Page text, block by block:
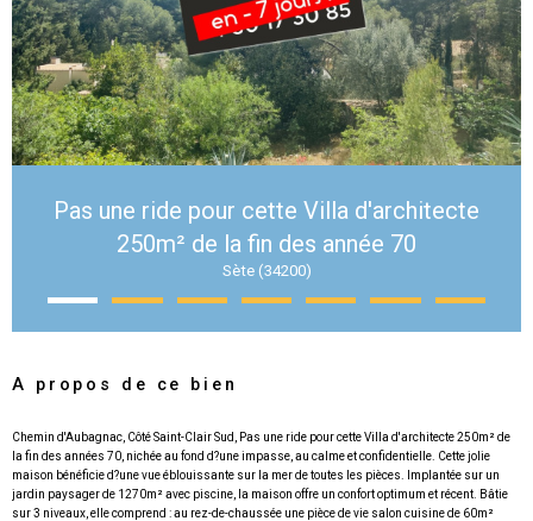
Pas une ride pour cette Villa d'architecte
250m² de la fin des année 70
Sète (34200)
A propos de ce bien
Chemin d'Aubagnac, Côté Saint-Clair Sud, Pas une ride pour cette Villa d'architecte 250m² de
la fin des années 70, nichée au fond d?une impasse, au calme et confidentielle. Cette jolie
maison bénéficie d?une vue éblouissante sur la mer de toutes les pièces. Implantée sur un
jardin paysager de 1270m² avec piscine, la maison offre un confort optimum et récent. Bâtie
sur 3 niveaux, elle comprend : au rez-de-chaussée une pièce de vie salon cuisine de 60m²